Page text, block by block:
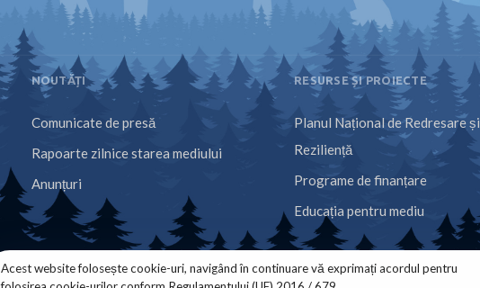
NOUTĂȚI
Comunicate de presă
Rapoarte zilnice starea mediului
Anunțuri
RESURSE ȘI PROIECTE
Planul Național de Redresare și
Reziliență
Programe de finanțare
Educația pentru mediu
Acest website folosește cookie-uri, navigând în continuare vă exprimați acordul pentru